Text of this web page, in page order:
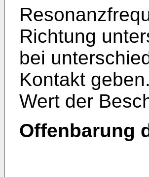
Richtung
bei
Kontakt
Wert der
Offenbarung